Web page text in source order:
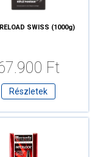
SWISS (1000g)
Ft
Részletek